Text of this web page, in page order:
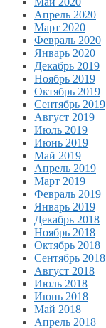
Апрель 2020
Март 2020
Февраль 2020
Январь 2020
Декабрь 2019
Ноябрь 2019
Октябрь 2019
Сентябрь 2019
Август 2019
Июль 2019
Июнь 2019
Май 2019
Апрель 2019
Март 2019
Февраль 2019
Январь 2019
Декабрь 2018
Ноябрь 2018
Октябрь 2018
Сентябрь 2018
Август 2018
Июль 2018
Июнь 2018
Май 2018
Апрель 2018